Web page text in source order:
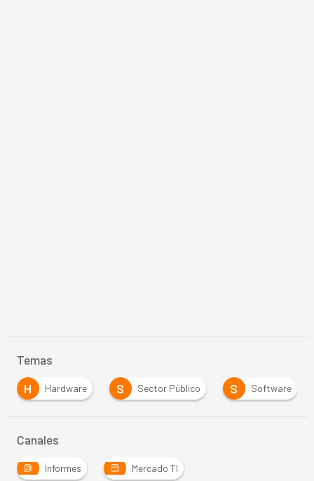
Temas
H
Hardware S Sector Público S Software
Canales
Informes Mercado TI